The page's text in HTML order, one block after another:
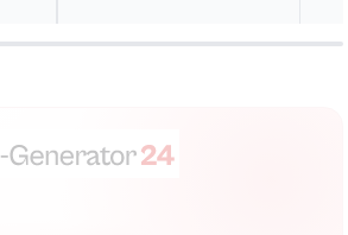
im Test &
aus unseren Top-Empfehlungen.